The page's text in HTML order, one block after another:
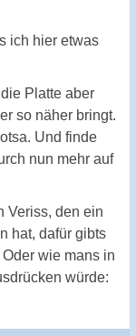
ich hier etwas
Platte aber
so näher bringt.
Und finde
nun mehr auf
Veriss, den ein
hat, dafür gibts
wie mans in
würde: